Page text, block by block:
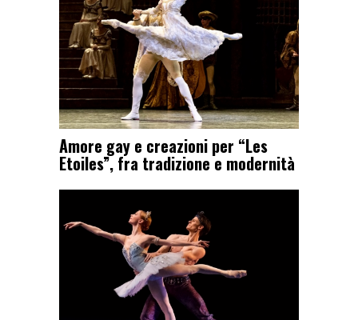
Amore gay e creazioni per “Les
Etoiles”, fra tradizione e modernità